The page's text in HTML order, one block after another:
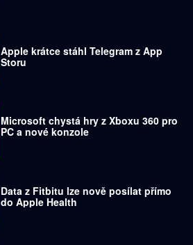
Apple krátce stáhl Telegram z App
Storu
Microsoft chystá hry z Xboxu 360 pro
PC a nové konzole
Data z Fitbitu lze nově posílat přímo
do Apple Health